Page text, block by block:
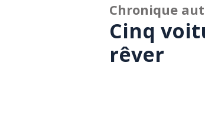
Chronique
Cinq
rêver